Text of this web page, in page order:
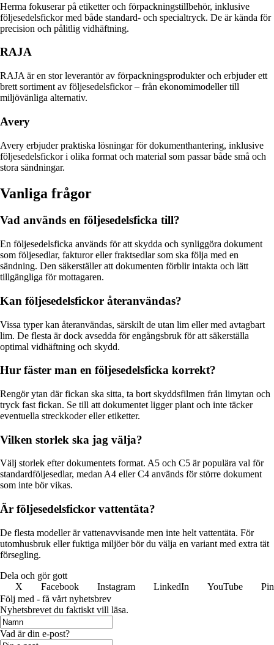
Herma fokuserar på etiketter och förpackningstillbehör, inklusive
följesedelsfickor med både standard- och specialtryck. De är kända för
precision och pålitlig vidhäftning.
RAJA
RAJA är en stor leverantör av förpackningsprodukter och erbjuder ett
brett sortiment av följesedelsfickor – från ekonomimodeller till
miljövänliga alternativ.
Avery
Avery erbjuder praktiska lösningar för dokumenthantering, inklusive
följesedelsfickor i olika format och material som passar både små och
stora sändningar.
Vanliga frågor
Vad används en följesedelsficka till?
En följesedelsficka används för att skydda och synliggöra dokument
som följesedlar, fakturor eller fraktsedlar som ska följa med en
sändning. Den säkerställer att dokumenten förblir intakta och lätt
tillgängliga för mottagaren.
Kan följesedelsfickor återanvändas?
Vissa typer kan återanvändas, särskilt de utan lim eller med avtagbart
lim. De flesta är dock avsedda för engångsbruk för att säkerställa
optimal vidhäftning och skydd.
Hur fäster man en följesedelsficka korrekt?
Rengör ytan där fickan ska sitta, ta bort skyddsfilmen från limytan och
tryck fast fickan. Se till att dokumentet ligger plant och inte täcker
eventuella streckkoder eller etiketter.
Vilken storlek ska jag välja?
Välj storlek efter dokumentets format. A5 och C5 är populära val för
standardföljesedlar, medan A4 eller C4 används för större dokument
som inte bör vikas.
Är följesedelsfickor vattentäta?
De flesta modeller är vattenavvisande men inte helt vattentäta. För
utomhusbruk eller fuktiga miljöer bör du välja en variant med extra tät
försegling.
Dela och gör gott
X
Facebook Instagram LinkedIn YouTube
Följ med - få vårt nyhetsbrev
Nyhetsbrevet du faktiskt vill läsa.
Vad är din e-post?